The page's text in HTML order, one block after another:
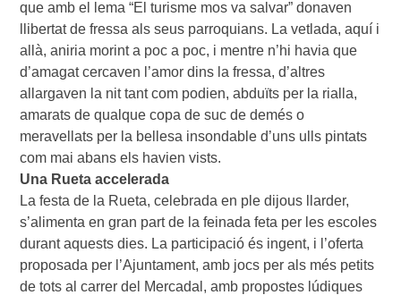
que amb el lema “El turisme mos va salvar” donaven
llibertat de fressa als seus parroquians. La vetlada, aquí i
allà, aniria morint a poc a poc, i mentre n’hi havia que
d’amagat cercaven l’amor dins la fressa, d’altres
allargaven la nit tant com podien, abduïts per la rialla,
amarats de qualque copa de suc de demés o
meravellats per la bellesa insondable d’uns ulls pintats
com mai abans els havien vists.
Una Rueta accelerada
La festa de la Rueta, celebrada en ple dijous llarder,
s’alimenta en gran part de la feinada feta per les escoles
durant aquests dies. La participació és ingent, i l’oferta
proposada per l’Ajuntament, amb jocs per als més petits
de tots al carrer del Mercadal, amb propostes lúdiques